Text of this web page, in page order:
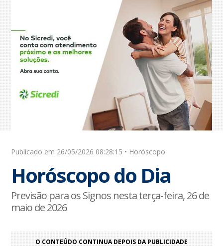
Publicado em 26/05/2026 08:28:15 • Horóscopo
Horóscopo do Dia
Previsão para os Signos nesta terça-feira, 26 de
maio de 2026
O CONTEÚDO CONTINUA DEPOIS DA PUBLICIDADE